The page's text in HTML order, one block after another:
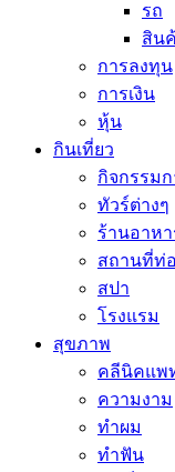
รถ
สิน
การลงทุน
การเงิน
หุ้น
กินเที่ยว
กิจกรรมก
ทัวร์ต่างๆ
ร้านอาหา
สถานที่ท่อ
สปา
โรงแรม
สุขภาพ
คลีนิคแพ
ความงาม
ทำผม
ทำฟัน